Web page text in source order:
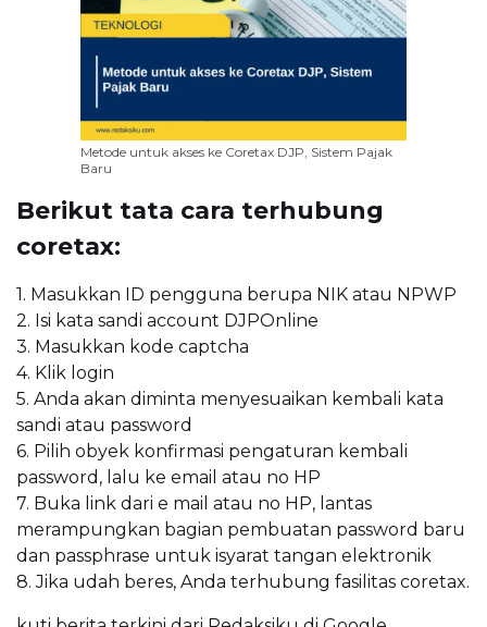
Metode untuk akses ke Coretax DJP, Sistem Pajak
Baru
Berikut tata cara terhubung
coretax:
1. Masukkan ID pengguna berupa NIK atau NPWP
2. Isi kata sandi account DJPOnline
3. Masukkan kode captcha
4. Klik login
5. Anda akan diminta menyesuaikan kembali kata
sandi atau password
6. Pilih obyek konfirmasi pengaturan kembali
password, lalu ke email atau no HP
7. Buka link dari e mail atau no HP, lantas
merampungkan bagian pembuatan password baru
dan passphrase untuk isyarat tangan elektronik
8. Jika udah beres, Anda terhubung fasilitas coretax.